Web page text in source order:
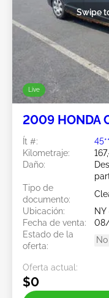
Live
Swipe
2009 HONDA
Ít #:
Kilometraje:
Daño:
Tipo de
documento:
Ubicación:
NY
Fecha de venta:
Estado de la
oferta:
Oferta actual:
$0